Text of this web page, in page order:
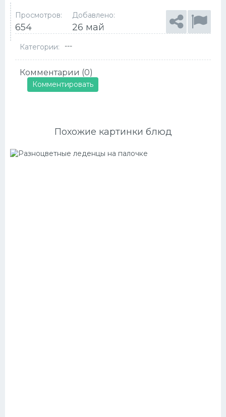
Просмотров:
654
Добавлено:
26 май
Категории: ---
Комментарии (0)
Комментировать
Похожие картинки блюд